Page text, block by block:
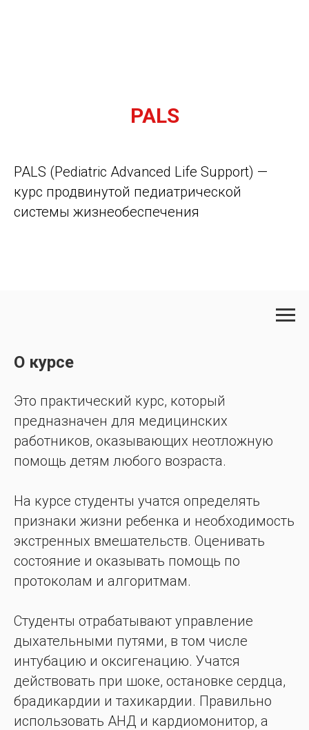
PALS
PALS (Pediatric Advanced Life Support) —
курс продвинутой педиатрической
системы жизнеобеспечения
О курсе
Это практический курс, который
предназначен для медицинских
работников, оказывающих неотложную
помощь детям любого возраста.
На курсе студенты учатся определять
признаки жизни ребенка и необходимость
экстренных вмешательств. Оценивать
состояние и оказывать помощь по
протоколам и алгоритмам.
Студенты отрабатывают управление
дыхательными путями, в том числе
интубацию и оксигенацию. Учатся
действовать при шоке, остановке сердца,
брадикардии и тахикардии. Правильно
использовать АНД и кардиомонитор, а